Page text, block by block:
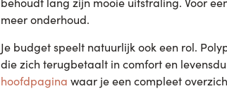
meer onderhoud.
Je budget speelt natuurlijk ook een rol.
die zich terugbetaalt in comfort en
hoofdpagina waar je een compleet